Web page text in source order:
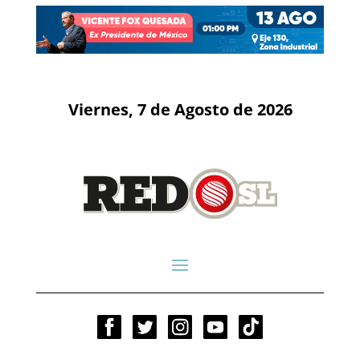
Viernes, 7 de Agosto de 2026